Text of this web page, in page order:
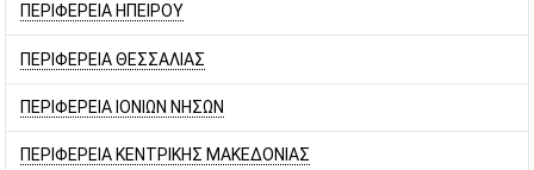
ΠΕΡΙΦΕΡΕΙΑ ΗΠΕΙΡΟΥ
ΠΕΡΙΦΕΡΕΙΑ ΘΕΣΣΑΛΙΑΣ
ΠΕΡΙΦΕΡΕΙΑ ΙΟΝΙΩΝ ΝΗΣΩΝ
ΠΕΡΙΦΕΡΕΙΑ ΚΕΝΤΡΙΚΗΣ ΜΑΚΕΔΟΝΙΑΣ